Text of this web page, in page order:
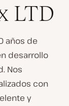
LTD
años de
desarrollo
Nos
con
y